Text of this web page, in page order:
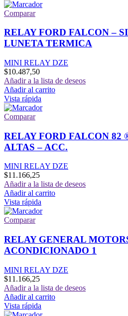
Comparar
RELAY FORD FALCON –
LUNETA TERMICA
MINI RELAY DZE
$10.487,50
Añadir a la lista de deseos
Añadir al carrito
Vista rápida
Comparar
RELAY FORD FALCON 82
ALTAS – ACC.
MINI RELAY DZE
$11.166,25
Añadir a la lista de deseos
Añadir al carrito
Vista rápida
Comparar
RELAY GENERAL
ACONDICIONADO 1
MINI RELAY DZE
$11.166,25
Añadir a la lista de deseos
Añadir al carrito
Vista rápida